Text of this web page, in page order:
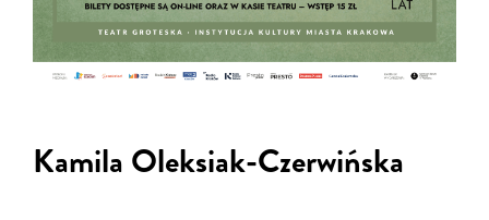
Kamila Oleksiak-Czerwińska